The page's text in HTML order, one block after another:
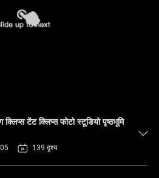
टेंट क्लिप्स फोटो स्टूडियो पृष्ठभूमि
139 दृश्य